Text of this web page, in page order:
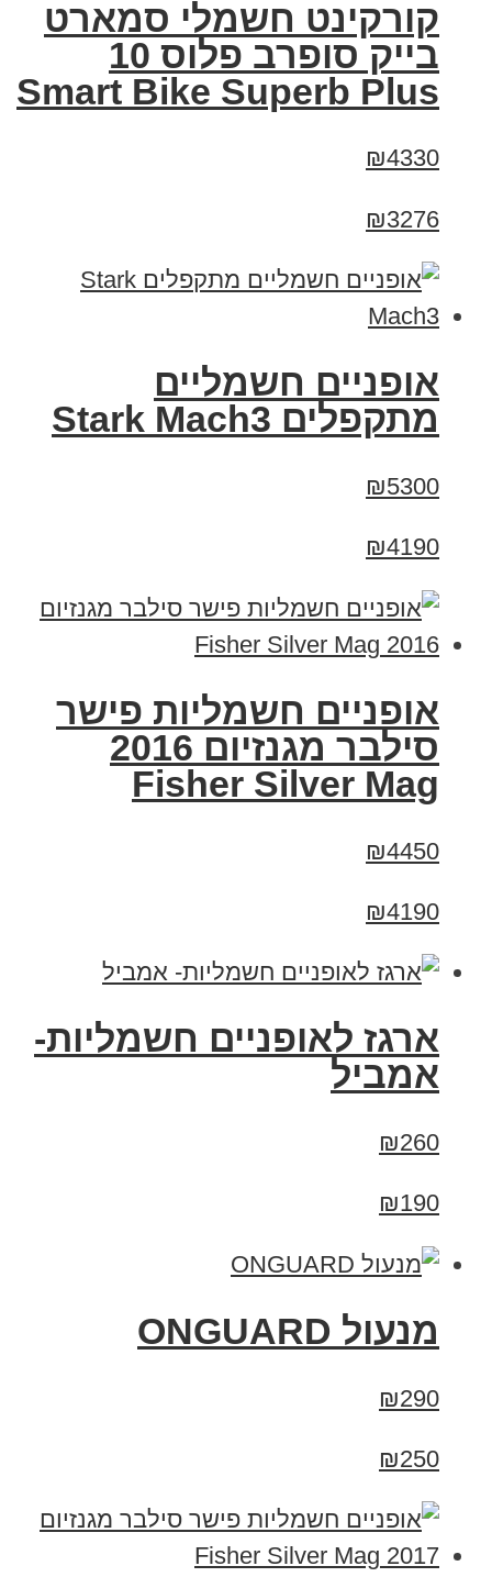
קורקינט חשמלי סמארט
בייק סופרב פלוס 10
Smart Bike Superb Plus
₪4330
₪3276
‏אופניים חשמליים
‏מתקפלים Stark Mach3
₪5300
₪4190
אופניים חשמליות פישר
סילבר מגנזיום 2016
Fisher Silver Mag
₪4450
₪4190
ארגז לאופניים חשמליות-
אמביל
₪260
₪190
מנעול ONGUARD
₪290
₪250